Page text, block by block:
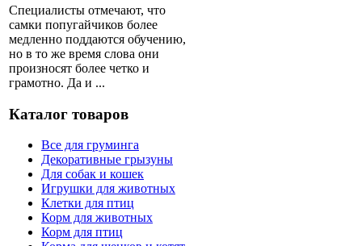
Специалисты отмечают, что
самки попугайчиков более
медленно поддаются обучению,
но в то же время слова они
произносят более четко и
грамотно. Да и ...
Каталог товаров
Все для груминга
Декоративные грызуны
Для собак и кошек
Игрушки для животных
Клетки для птиц
Корм для животных
Корм для птиц